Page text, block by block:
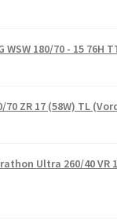
WSW 180/70 - 15 76H
70 ZR 17 (58W) TL
Ultra 260/40 VR